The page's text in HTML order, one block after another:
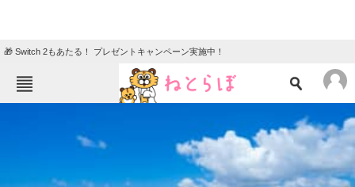
🎁 Switch 2もあたる！ プレゼントキャンペーン実施中！
クイズ